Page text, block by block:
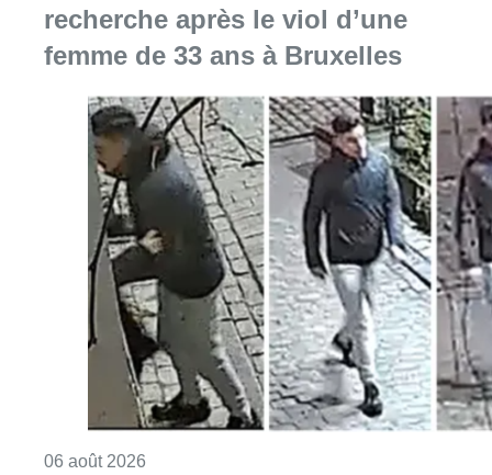
recherche après le viol d’une
femme de 33 ans à Bruxelles
06 août 2026